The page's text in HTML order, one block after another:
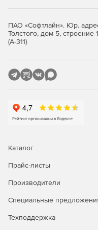
ПАО «Софтлайн». Юр.
Толстого, дом 5,
(А-311)
Каталог
Прайс-листы
Производители
Специальные
Техподдержка